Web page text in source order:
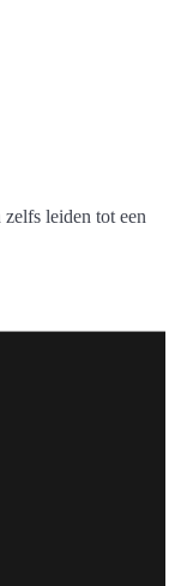
leiden tot een